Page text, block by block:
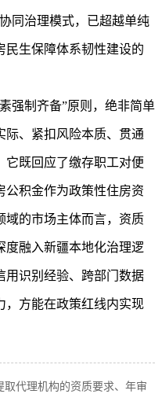
同治理模式，已超越单纯
民生保障体系韧性建设的
强制齐备”原则，绝非简单
际、紧扣风险本质、贯通
它既回应了缴存职工对便
公积金作为政策性住房资
域的市场主体而言，资质
度融入新疆本地化治理逻
用识别经验、跨部门数据
，方能在政策红线内实现
代理机构的资质要求、年审